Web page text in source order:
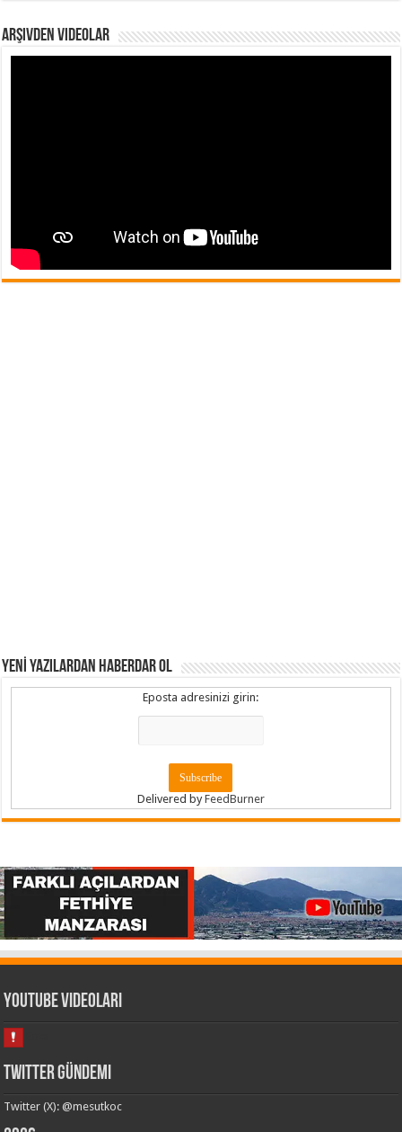
Arşivden Videolar
YENİ YAZILARDAN HABERDAR OL
Eposta adresinizi girin:
Delivered byFeedBurner
Youtube Videoları
Twitter Gündemi
Twitter (X): @mesutkoc